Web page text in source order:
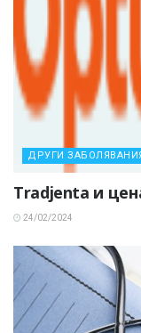
ДРУГИ
Tradjenta и
24/02/2024